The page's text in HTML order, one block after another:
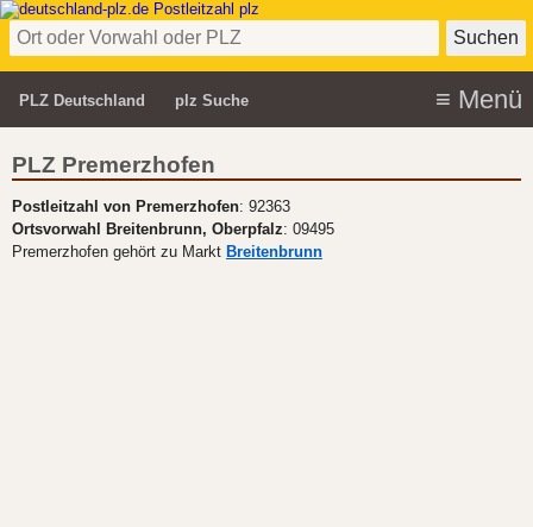
PLZ Deutschland plz Suche
PLZ Premerzhofen
Postleitzahl von Premerzhofen: 92363
Ortsvorwahl Breitenbrunn, Oberpfalz: 09495
Premerzhofen gehört zu Markt Breitenbrunn